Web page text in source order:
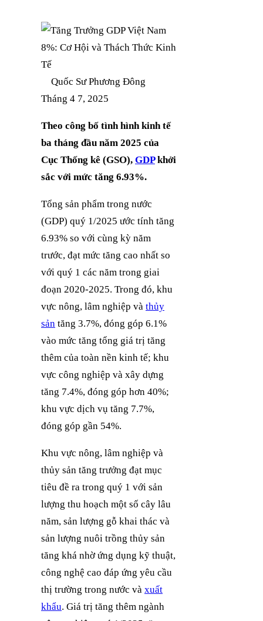
Quốc Sư Phương Đông
Tháng 4 7, 2025
Theo công bố tình hình kinh tế
ba tháng đầu năm 2025 của
Cục Thống kê (GSO), GDPkhởi
sắc với mức tăng 6.93%.
Tổng sản phẩm trong nước
(GDP) quý 1/2025 ước tính tăng
6.93% so với cùng kỳ năm
trước, đạt mức tăng cao nhất so
với quý 1 các năm trong giai
đoạn 2020-2025. Trong đó, khu
vực nông, lâm nghiệp và thủy
sản tăng 3.7%, đóng góp 6.1%
vào mức tăng tổng giá trị tăng
thêm của toàn nền kinh tế; khu
vực công nghiệp và xây dựng
tăng 7.4%, đóng góp hơn 40%;
khu vực dịch vụ tăng 7.7%,
đóng góp gần 54%.
Khu vực nông, lâm nghiệp và
thủy sản tăng trưởng đạt mục
tiêu đề ra trong quý 1 với sản
lượng thu hoạch một số cây lâu
năm, sản lượng gỗ khai thác và
sản lượng nuôi trồng thủy sản
tăng khá nhờ ứng dụng kỹ thuật,
công nghệ cao đáp ứng yêu cầu
thị trường trong nước và xuất
khẩu. Giá trị tăng thêm ngành